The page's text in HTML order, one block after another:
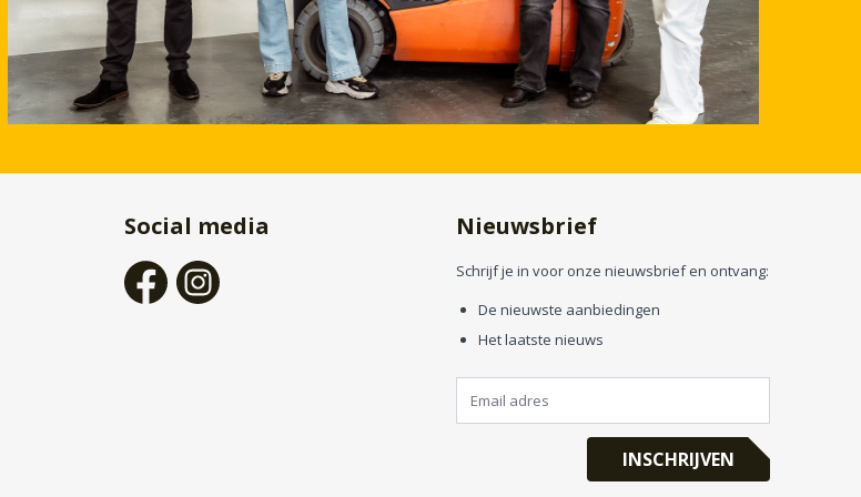
Social media Nieuwsbrief
Schrijf je in voor onze nieuwsbrief en ontvang:
De nieuwste aanbiedingen
Het laatste nieuws
INSCHRIJVEN